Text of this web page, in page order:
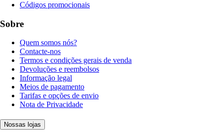
Códigos promocionais
Sobre
Quem somos nós?
Contacte-nos
Termos e condições gerais de venda
Devoluções e reembolsos
Informação legal
Meios de pagamento
Tarifas e opções de envio
Nota de Privacidade
Nossas lojas